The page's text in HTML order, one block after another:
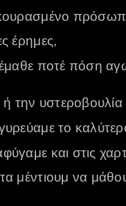
έρημες,
ποτέ πόση
ή την
το
και στις
μέντιουμ να